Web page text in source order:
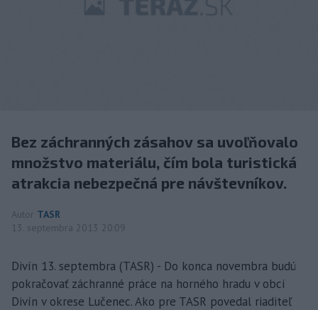
Bez záchranných zásahov sa uvoľňovalo
množstvo materiálu, čím bola turistická
atrakcia nebezpečná pre návštevníkov.
Autor TASR
13. septembra 2013 20:09
Divín 13. septembra (TASR) - Do konca novembra budú
pokračovať záchranné práce na horného hradu v obci
Divín v okrese Lučenec. Ako pre TASR povedal riaditeľ